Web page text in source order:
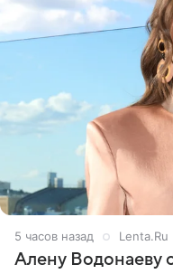
5 часов назад Lenta.Ru
Алену